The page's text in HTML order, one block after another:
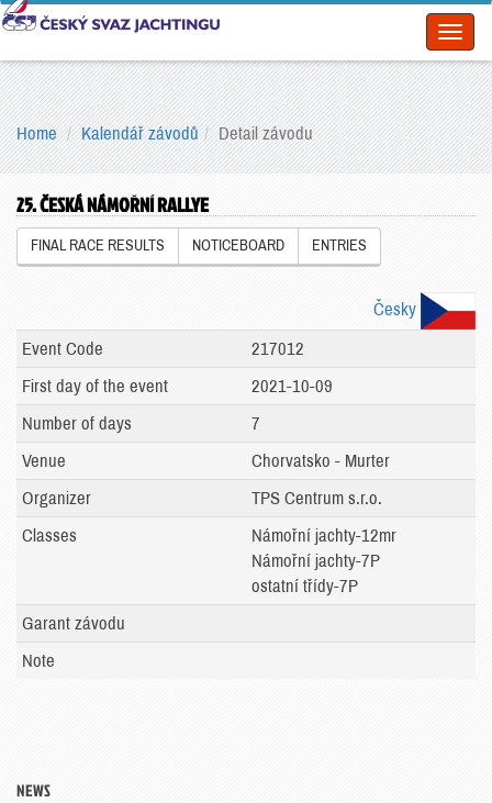
Home Kalendář závodů Detail závodu
25. ČESKÁ NÁMOŘNÍ RALLYE
FINAL RACE RESULTS NOTICEBOARD ENTRIES
Česky
Event Code
217012
First day of the event
2021-10-09
Number of days
7
Venue
Chorvatsko - Murter
Organizer
TPS Centrum s.r.o.
Classes
Námořní jachty-12mr
Námořní jachty-7P
ostatní třídy-7P
Garant závodu
Note
NEWS